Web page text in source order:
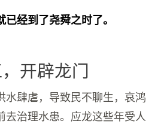
经到了尧舜之时了。
开辟龙门‍
水肆虐，导致民不聊生，哀鸿
去治理水患。应龙这些年受人